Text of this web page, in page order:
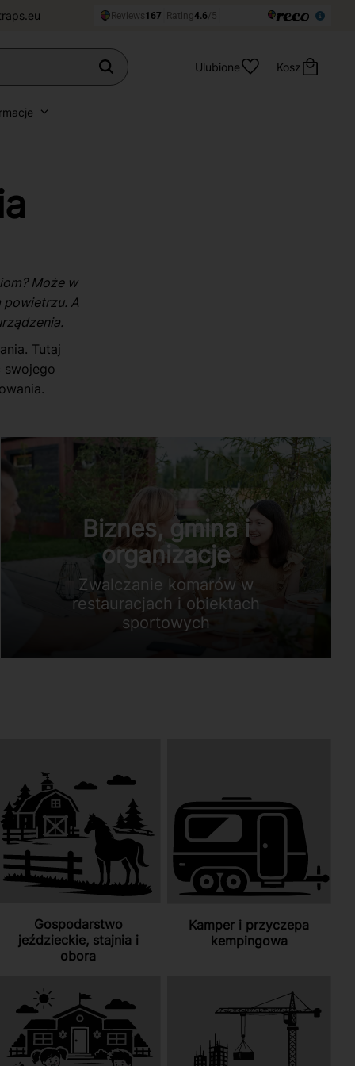
Ulubione Kosz
Może w
powietrzu. A
Tutaj
swojego
Biznes, gmina i
organizacje
Zwalczanie komarów w
restauracjach i obiektach
sportowych
Gospodarstwo
jeździeckie, stajnia i
obora
Kamper i przyczepa
kempingowa